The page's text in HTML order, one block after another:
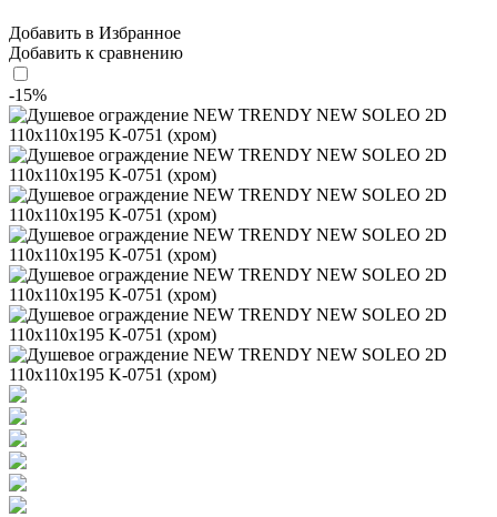
Добавить в Избранное
Добавить к сравнению
-15%